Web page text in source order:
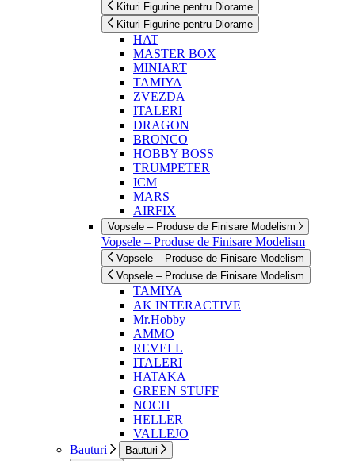
Kituri Figurine pentru Diorame
Kituri Figurine pentru Diorame
HAT
MASTER BOX
MINIART
TAMIYA
ZVEZDA
ITALERI
DRAGON
BRONCO
HOBBY BOSS
TRUMPETER
ICM
MARS
AIRFIX
Vopsele – Produse de Finisare Modelism
Vopsele – Produse de Finisare Modelism
Vopsele – Produse de Finisare Modelism
Vopsele – Produse de Finisare Modelism
TAMIYA
AK INTERACTIVE
Mr.Hobby
AMMO
REVELL
ITALERI
HATAKA
GREEN STUFF
NOCH
HELLER
VALLEJO
Bauturi
Bauturi